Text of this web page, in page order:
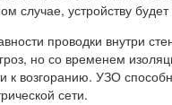
случае, устройству
проводки внутри
но со временем
к возгоранию. УЗО
сети.